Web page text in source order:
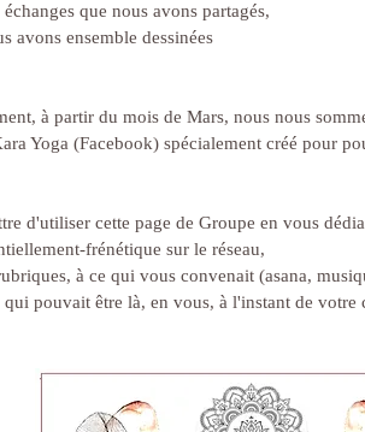
que nous avons partagés,
avons ensemble dessinées
à partir du mois de Mars, nous nous
Yoga (Facebook) spécialement créé pour
d'utiliser cette page de Groupe en vous
frénétique sur le réseau,
à ce qui vous convenait (asana,
pouvait être là, en vous, à l'instant de votre